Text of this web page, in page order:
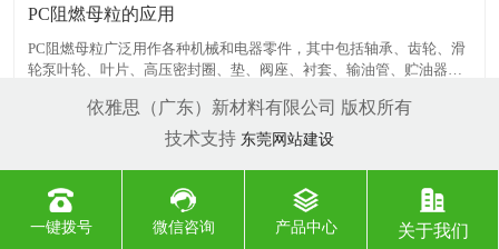
PC阻燃母粒的应用
PC阻燃母粒广泛用作各种机械和电器零件，其中包括轴承、齿轮、滑
轮泵叶轮、叶片、高压密封圈、垫、阀座、衬套、输油管、贮油器、
包装用带、食品用薄膜(熟食用的高温薄膜和清凉饮料用的低温薄膜)的
产量也相当大。 几种常见的PA阻燃剂：卤/锑或其它阻
依雅思（广东）新材料有限公司 版权所有
技术支持 东莞网站建设
一键拨号 微信咨询 产品中心 关于我们